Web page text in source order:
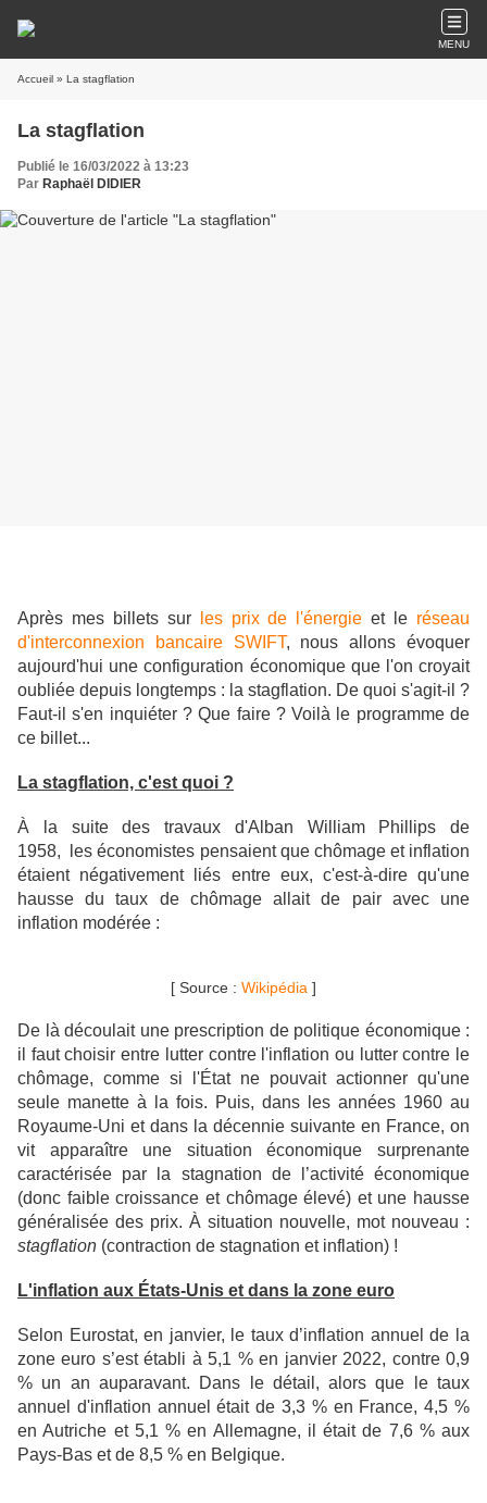
MENU
Accueil » La stagflation
La stagflation
Publié le 16/03/2022 à 13:23
Par Raphaël DIDIER
Après mes billets sur les prix de l'énergie et le réseau
d'interconnexion bancaire SWIFT, nous allons évoquer
aujourd'hui une configuration économique que l'on croyait
oubliée depuis longtemps : la stagflation. De quoi s'agit-il ?
Faut-il s'en inquiéter ? Que faire ? Voilà le programme de
ce billet...
La stagflation, c'est quoi ?
À la suite des travaux d'Alban William Phillips de
1958, les économistes pensaient que chômage et inflation
étaient négativement liés entre eux, c'est-à-dire qu'une
hausse du taux de chômage allait de pair avec une
inflation modérée :
[ Source : Wikipédia ]
De là découlait une prescription de politique économique :
il faut choisir entre lutter contre l'inflation ou lutter contre le
chômage, comme si l'État ne pouvait actionner qu'une
seule manette à la fois. Puis, dans les années 1960 au
Royaume-Uni et dans la décennie suivante en France, on
vit apparaître une situation économique surprenante
caractérisée par la stagnation de l’activité économique
(donc faible croissance et chômage élevé) et une hausse
généralisée des prix. À situation nouvelle, mot nouveau :
stagflation (contraction de stagnation et inflation) !
L'inflation aux États-Unis et dans la zone euro
Selon Eurostat, en janvier, le taux d’inflation annuel de la
zone euro s’est établi à 5,1 % en janvier 2022, contre 0,9
% un an auparavant. Dans le détail, alors que le taux
annuel d'inflation annuel était de 3,3 % en France, 4,5 %
en Autriche et 5,1 % en Allemagne, il était de 7,6 % aux
Pays-Bas et de 8,5 % en Belgique.